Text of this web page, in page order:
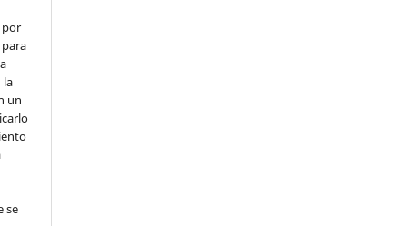
por
la
un
se